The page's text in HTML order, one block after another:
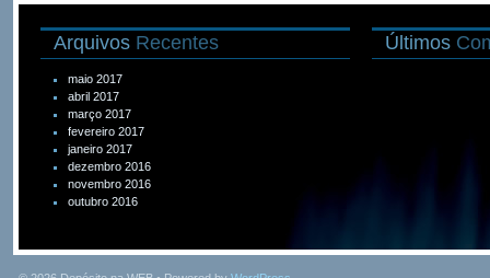
Arquivos Recentes
maio 2017
abril 2017
março 2017
fevereiro 2017
janeiro 2017
dezembro 2016
novembro 2016
outubro 2016
Últimos